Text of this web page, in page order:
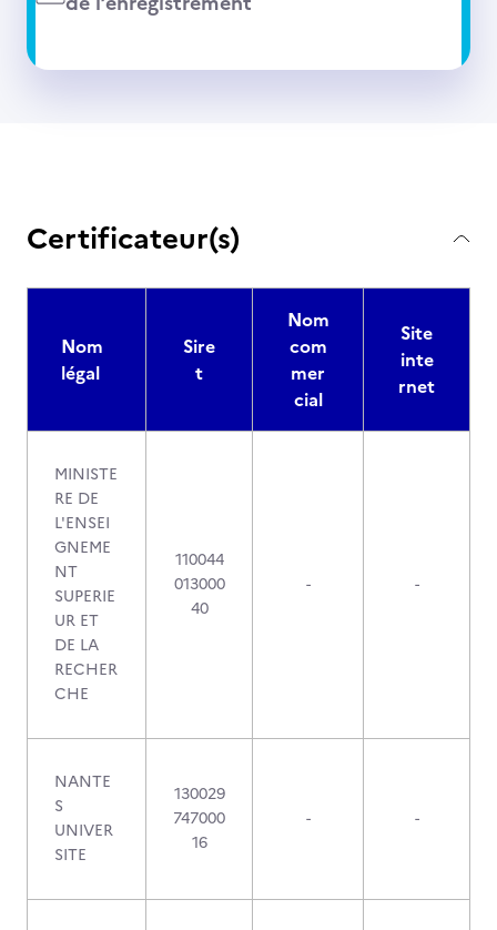
Certificateur(s)
Nom
légal
Sire
t
Nom
com
mer
cial
Site
inte
rnet
MINISTE
RE DE
L'ENSEI
GNEME
NT
SUPERIE
UR ET
DE LA
RECHER
CHE
110044
013000
40
- -
NANTE
S
UNIVER
SITE
130029
747000
16
- -